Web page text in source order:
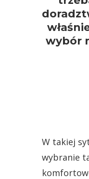
wybór
W takiej
wybranie